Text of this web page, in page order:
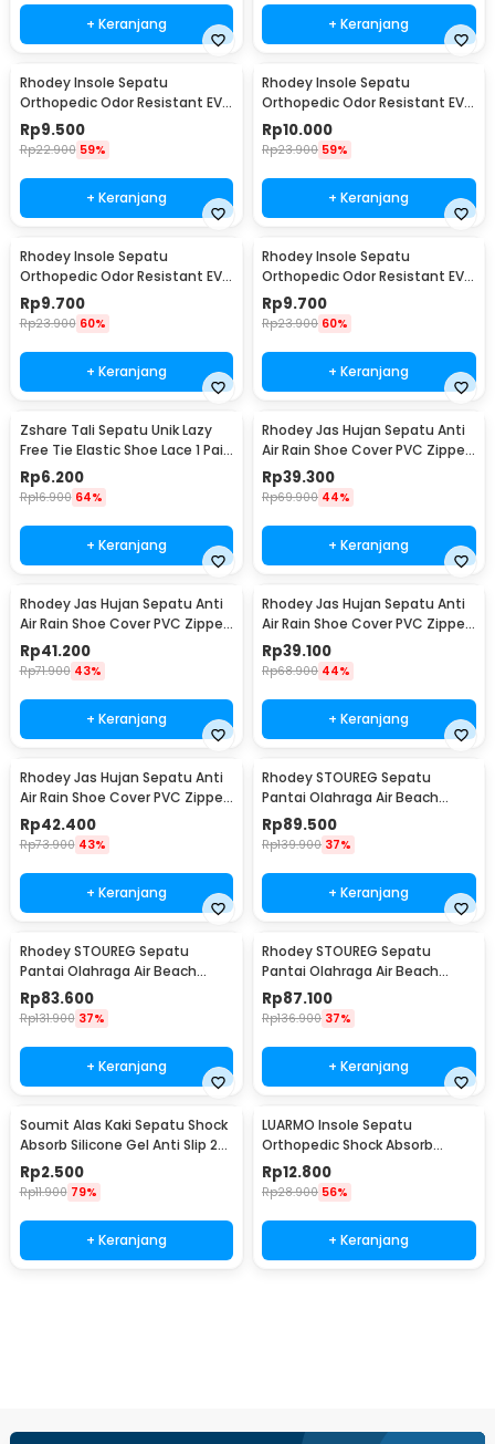
+ Keranjang + Keranjang
Rhodey Insole Sepatu
Orthopedic Odor Resistant EVA
Foam 39 - Y3Y27
Rp9.500
Rp22.900 59%
+ Keranjang
Rhodey Insole Sepatu
Orthopedic Odor Resistant EVA
Foam 40 - Y3Y27
Rp10.000
Rp23.900 59%
+ Keranjang
Rhodey Insole Sepatu
Orthopedic Odor Resistant EVA
Foam 41 - Y3Y27
Rp9.700
Rp23.900 60%
+ Keranjang
Rhodey Insole Sepatu
Orthopedic Odor Resistant EVA
Foam 42 - Y3Y27
Rp9.700
Rp23.900 60%
+ Keranjang
Zshare Tali Sepatu Unik Lazy
Free Tie Elastic Shoe Lace 1 Pair
- T10
Rp6.200
Rp16.900 64%
+ Keranjang
Rhodey Jas Hujan Sepatu Anti
Air Rain Shoe Cover PVC Zipper
Reflector XL - H-212
Rp39.300
Rp69.900 44%
+ Keranjang
Rhodey Jas Hujan Sepatu Anti
Air Rain Shoe Cover PVC Zipper
Reflector S - H-212
Rp41.200
Rp71.900 43%
+ Keranjang
Rhodey Jas Hujan Sepatu Anti
Air Rain Shoe Cover PVC Zipper
Reflector M - H-212
Rp39.100
Rp68.900 44%
+ Keranjang
Rhodey Jas Hujan Sepatu Anti
Air Rain Shoe Cover PVC Zipper
Reflector L - H-212
Rp42.400
Rp73.900 43%
+ Keranjang
Rhodey STOUREG Sepatu
Pantai Olahraga Air Beach
Shoes 42 - 6688
Rp89.500
Rp139.900 37%
+ Keranjang
Rhodey STOUREG Sepatu
Pantai Olahraga Air Beach
Shoes 43 - 6688
Rp83.600
Rp131.900 37%
+ Keranjang
Rhodey STOUREG Sepatu
Pantai Olahraga Air Beach
Shoes 44 - 6688
Rp87.100
Rp136.900 37%
+ Keranjang
Soumit Alas Kaki Sepatu Shock
Absorb Silicone Gel Anti Slip 2
PCS - MJ003
Rp2.500
Rp11.900 79%
+ Keranjang
LUARMO Insole Sepatu
Orthopedic Shock Absorb
Cushioned EVA Foam M - L3
Rp12.800
Rp28.900 56%
+ Keranjang